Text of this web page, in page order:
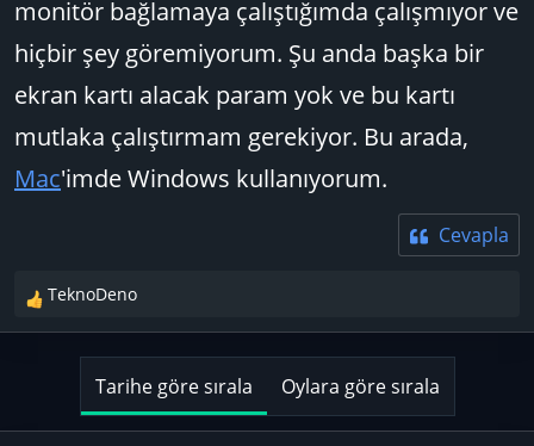
monitör bağlamaya çalıştığımda çalışmıyor ve
hiçbir şey göremiyorum. Şu anda başka bir
ekran kartı alacak param yok ve bu kartı
mutlaka çalıştırmam gerekiyor. Bu arada,
Mac'imde Windows kullanıyorum.
Cevapla
T
e
l
TeknoDeno
Tarihe göre sırala Oylara göre sırala